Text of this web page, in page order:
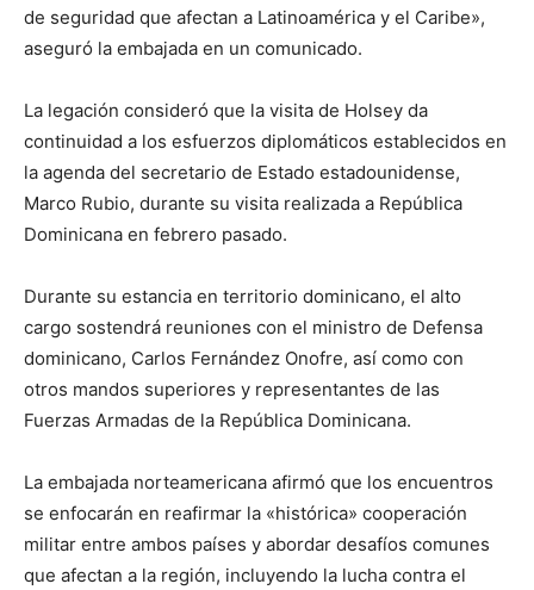
de seguridad que afectan a Latinoamérica y el Caribe»,
aseguró la embajada en un comunicado.
La legación consideró que la visita de Holsey da
continuidad a los esfuerzos diplomáticos establecidos en
la agenda del secretario de Estado estadounidense,
Marco Rubio, durante su visita realizada a República
Dominicana en febrero pasado.
Durante su estancia en territorio dominicano, el alto
cargo sostendrá reuniones con el ministro de Defensa
dominicano, Carlos Fernández Onofre, así como con
otros mandos superiores y representantes de las
Fuerzas Armadas de la República Dominicana.
La embajada norteamericana afirmó que los encuentros
se enfocarán en reafirmar la «histórica» cooperación
militar entre ambos países y abordar desafíos comunes
que afectan a la región, incluyendo la lucha contra el